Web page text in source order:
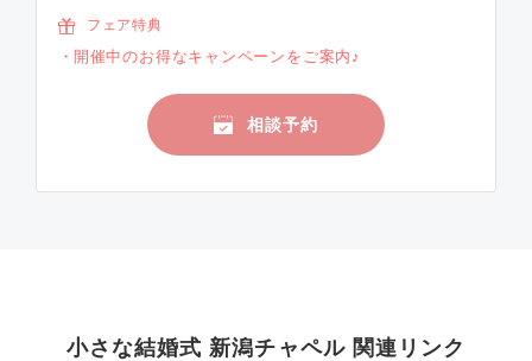
フェア特典
開催中のお得なキャンペーンをご案内♪
相談予約
小さな結婚式 新潟チャペル 関連リンク